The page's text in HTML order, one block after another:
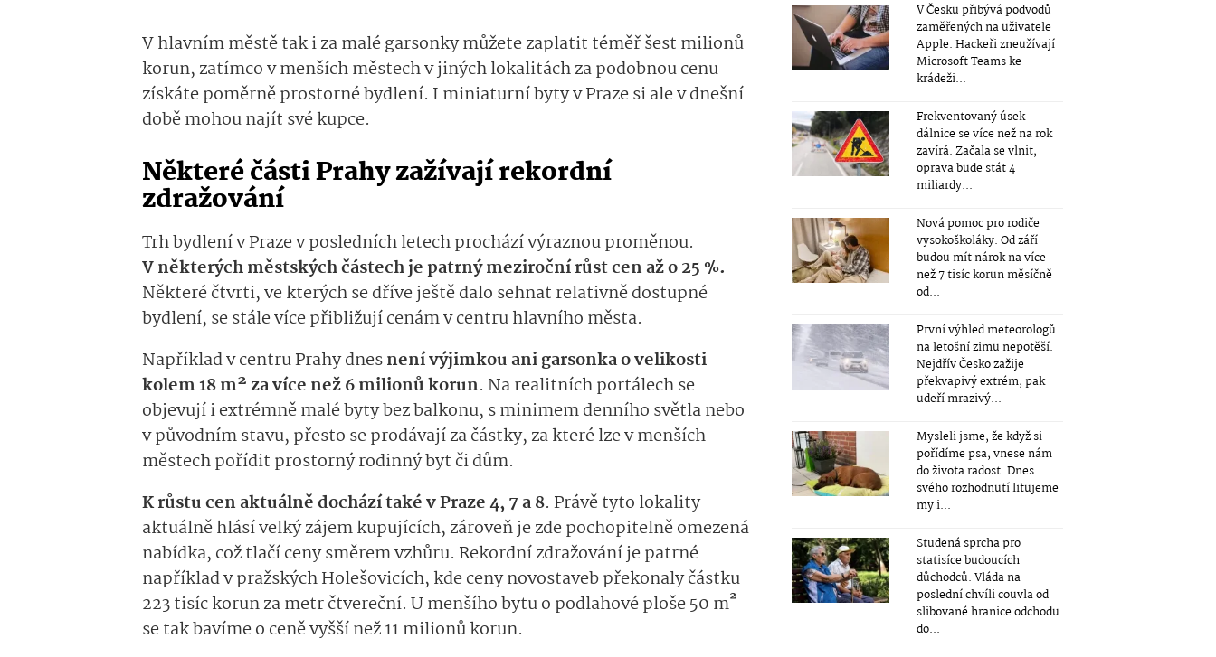
V hlavním městě tak i za malé garsonky můžete zaplatit téměř šest milionů
korun, zatímco v menších městech v jiných lokalitách za podobnou cenu
získáte poměrně prostorné bydlení. I miniaturní byty v Praze si ale v dnešní
době mohou najít své kupce.
Některé části Prahy zažívají rekordní
zdražování
Trh bydlení v Praze v posledních letech prochází výraznou proměnou.
V některých městských částech je patrný meziroční růst cen až o 25 %.
Některé čtvrti, ve kterých se dříve ještě dalo sehnat relativně dostupné
bydlení, se stále více přibližují cenám v centru hlavního města.
Například v centru Prahy dnesnení výjimkou ani garsonka o velikosti
kolem 18 m² za více než 6 milionů korun. Na realitních portálech se
objevují i extrémně malé byty bez balkonu, s minimem denního světla nebo
v původním stavu, přesto se prodávají za částky, za které lze v menších
městech pořídit prostorný rodinný byt či dům.
K růstu cen aktuálně dochází také v Praze 4, 7 a 8. Právě tyto lokality
aktuálně hlásí velký zájem kupujících, zároveň je zde pochopitelně omezená
nabídka, což tlačí ceny směrem vzhůru. Rekordní zdražování je patrné
například v pražských Holešovicích, kde ceny novostaveb překonaly částku
223 tisíc korun za metr čtvereční. U menšího bytu o podlahové ploše 50 m²
se tak bavíme o ceně vyšší než 11 milionů korun.
V Česku přibývá podvodů
zaměřených na uživatele
Apple. Hackeři zneužívají
Microsoft Teams ke
krádeži...
Frekventovaný úsek
dálnice se více než na rok
zavírá. Začala se vlnit,
oprava bude stát 4
miliardy...
Nová pomoc pro rodiče
vysokoškoláky. Od září
budou mít nárok na více
než 7 tisíc korun měsíčně
od...
První výhled meteorologů
na letošní zimu nepotěší.
Nejdřív Česko zažije
překvapivý extrém, pak
udeří mrazivý...
Mysleli jsme, že když si
pořídíme psa, vnese nám
do života radost. Dnes
svého rozhodnutí litujeme
my i...
Studená sprcha pro
statisíce budoucích
důchodců. Vláda na
poslední chvíli couvla od
slibované hranice odchodu
do...